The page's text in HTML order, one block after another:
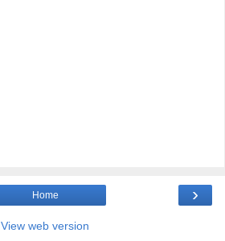
›
Home
View web version